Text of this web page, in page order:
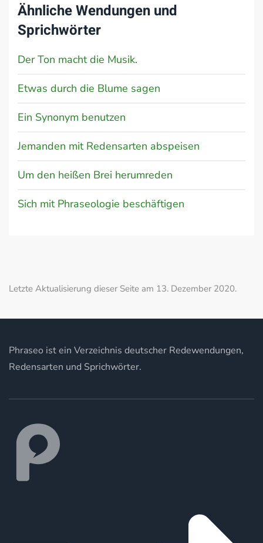
Ähnliche Wendungen und
Sprichwörter
Der Ton macht die Musik.
Etwas durch die Blume sagen
Ein Synonym benutzen
Jemanden mit Redensarten abspeisen
Um den heißen Brei herumreden
Sich mit Phraseologie beschäftigen
Letzte Aktualisierung dieser Seite am 13. Dezember 2020.
Phraseo ist ein Verzeichnis deutscher Redewendungen,
Redensarten und Sprichwörter.